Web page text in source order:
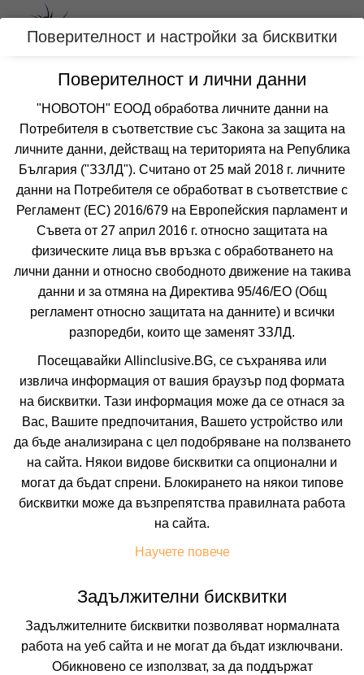
Вход
Категории
Оферти за Юни за БАНСКО, БЪЛГАРИЯ
Още курорти Филтри
 Сортирай по:
7=6 наст. 10.12-26.12; 08.01-30.09;
АСЕВА КЪЩА
БАНСКО, БЛАГОЕВГРАД, БЪЛГАРИЯ
(от 0 мнения на клиенти)
Пълно описание на хотела
Поверителност и настройки за бисквитки
Поверителност и лични данни
"НОВОТОН" ЕООД обработва личните данни на
Потребителя в съответствие със Закона за защита на
личните данни, действащ на територията на Република
България ("ЗЗЛД"). Считано от 25 май 2018 г. личните
данни на Потребителя се обработват в съответствие с
Регламент (ЕС) 2016/679 на Европейския парламент и
Съвета от 27 април 2016 г. относно защитата на
физическите лица във връзка с обработването на
лични данни и относно свободното движение на такива
данни и за отмяна на Директива 95/46/EО (Общ
регламент относно защитата на данните) и всички
разпоредби, които ще заменят ЗЗЛД.
Посещавайки Allinclusive.BG, се съхранява или
извлича информация от вашия браузър под формата
на бисквитки. Тази информация може да се отнася за
Вас, Вашите предпочитания, Вашето устройство или
да бъде анализирана с цел подобряване на ползването
на сайта. Някои видове бисквитки са опционални и
могат да бъдат спрени. Блокирането на някои типове
бисквитки може да възпрепятства правилната работа
на сайта.
Научете повече
Задължителни бисквитки
Задължителните бисквитки позволяват нормалната
работа на уеб сайта и не могат да бъдат изключвани.
Обикновено се използват, за да поддържат